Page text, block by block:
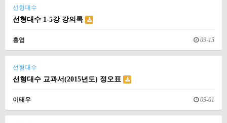
선형대수
선형대수 1-5강 강의록
홍엽 09-15
선형대수
선형대수 교과서(2015년도) 정오표
이태우 09-01